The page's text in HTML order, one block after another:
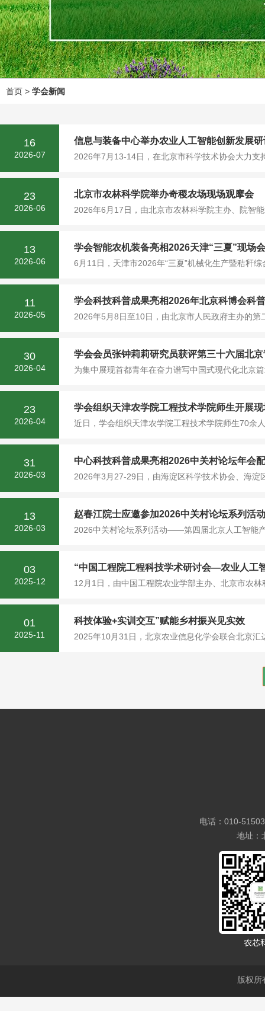
首页 > 学会新闻
信息与装备中心举办农业人工智能创新发展
2026年7月13-14日，在北京市科学技术协会大力
16
2026-07
北京市农林科学院举办奇稷农场现场观摩会
2026年6月17日，由北京市农林科学院主办、院智
23
2026-06
学会智能农机装备亮相2026天津“三夏”现场会
6月11日，天津市2026年“三夏”机械化生产暨秸秆
13
2026-06
学会科技科普成果亮相2026年北京科博会科
2026年5月8日至10日，由北京市人民政府主办的
11
2026-05
学会会员张钟莉莉研究员获评第三十六届北
为集中展现首都青年在奋力谱写中国式现代化北京
30
2026-04
学会组织天津农学院工程技术学院师生开展
近日，学会组织天津农学院工程技术学院师生70余
23
2026-04
中心科技科普成果亮相2026中关村论坛年会
2026年3月27-29日，由海淀区科学技术协会、海淀
31
2026-03
赵春江院士应邀参加2026中关村论坛系列
2026中关村论坛系列活动——第四届北京人工智能
13
2026-03
“中国工程院工程科技学术研讨会—农业人工
12月1日，由中国工程院农业学部主办、北京市农
03
2025-12
科技体验+实训交互”赋能乡村振兴见实效
2025年10月31日，北京农业信息化学会联合北京
01
2025-11
电话：010-
地址：
版权